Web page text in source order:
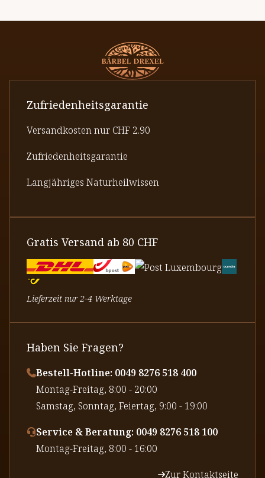
Zufriedenheitsgarantie
Versandkosten nur CHF 2.90
Zufriedenheitsgarantie
Langjähriges Naturheilwissen
Gratis Versand ab 80 CHF
Lieferzeit nur 2-4 Werktage
Haben Sie Fragen?
Bestell-Hotline: 0049 8276 518 400
⁠Montag-Freitag, 8:00 - 20:00
⁠Samstag, Sonntag, Feiertag, 9:00 - 19:00
Service & Beratung: 0049 8276 518 100
⁠Montag-Freitag, 8:00 - 16:00
Zur Kontaktseite